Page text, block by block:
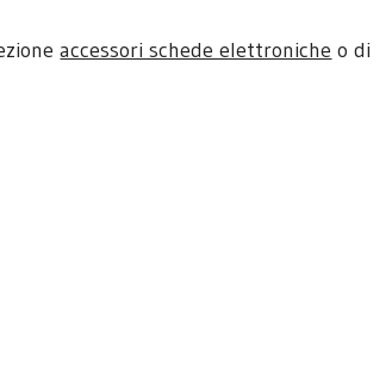
accessori schede elettroniche o di